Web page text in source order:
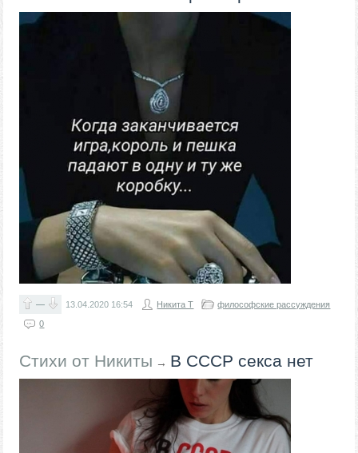
— 13.04.2020 16:54 Никита Т
философские рассуждения
0
Стихи от Никиты → В СССР секса нет